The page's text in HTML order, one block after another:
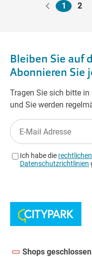
1 2
Shops geschlossen